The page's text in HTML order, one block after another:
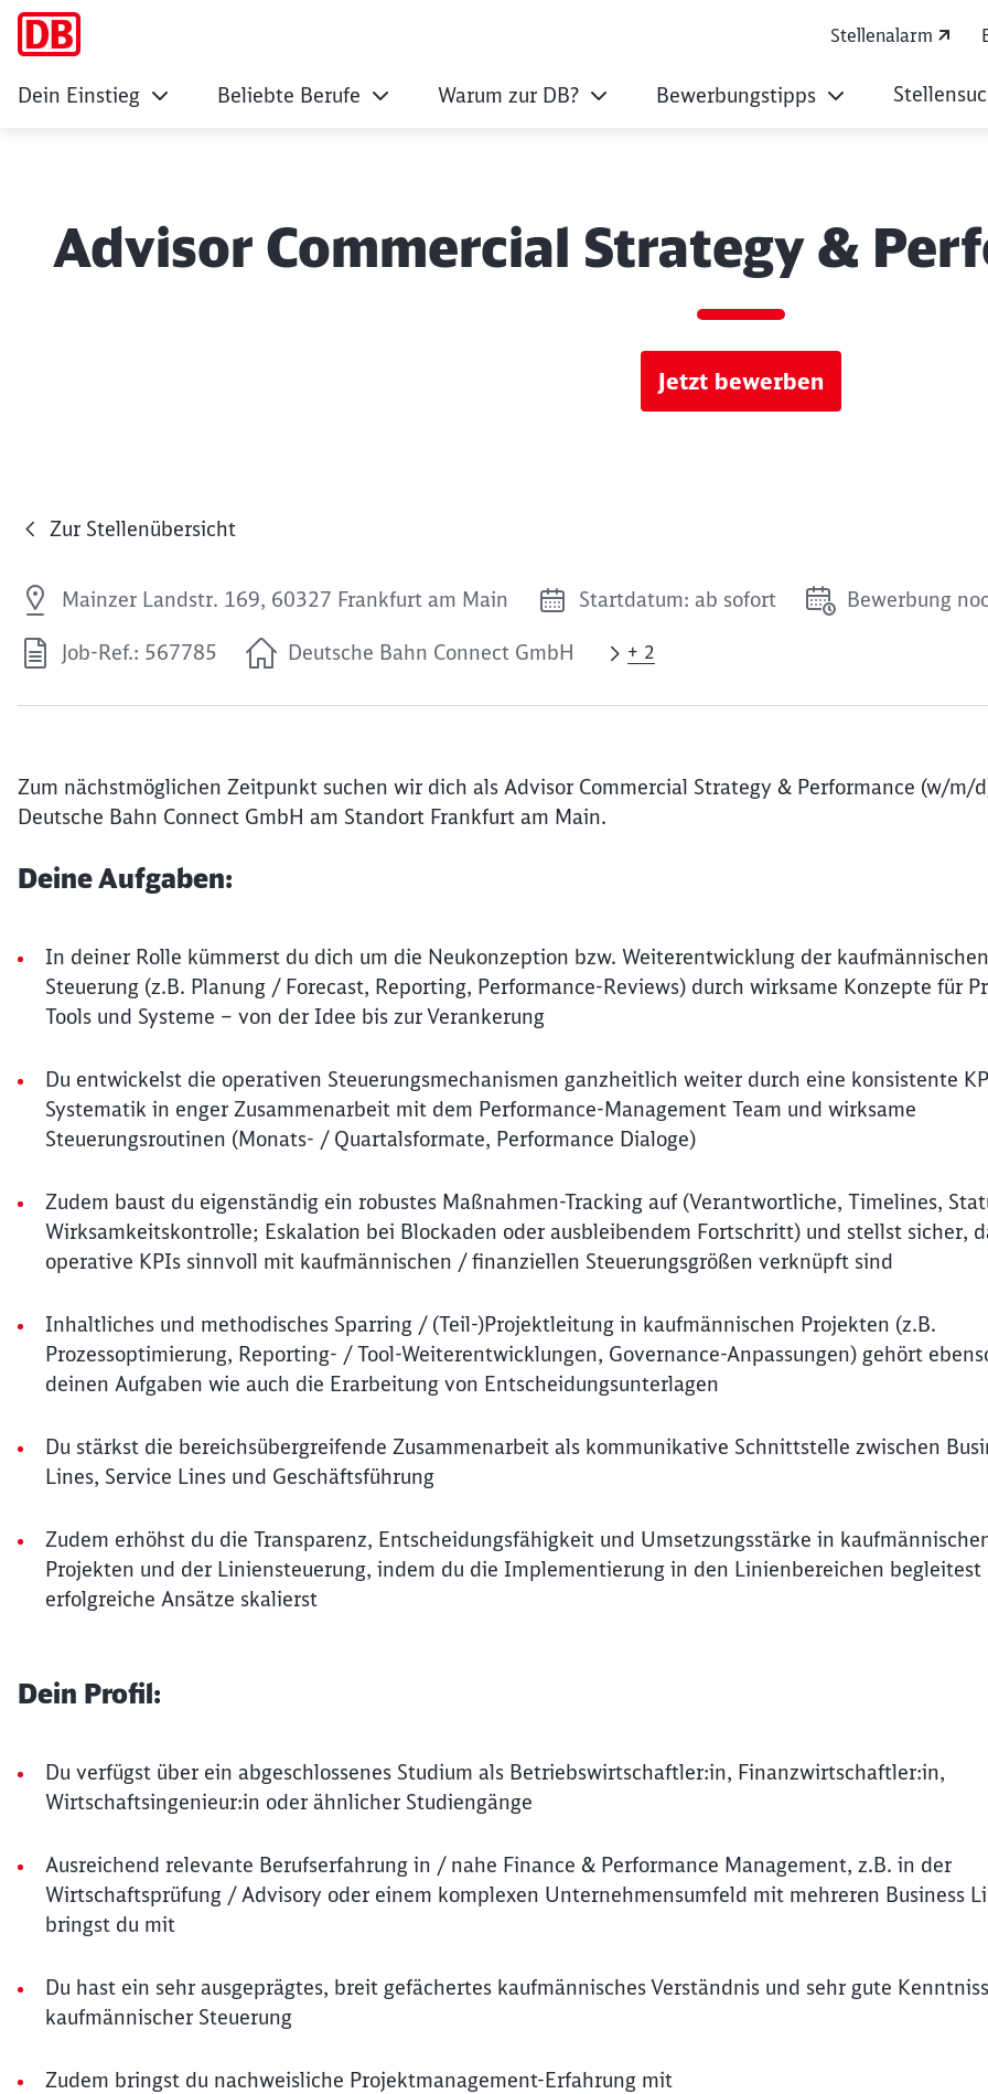
Stellenalarm
Dein Einstieg Beliebte Berufe Warum zur DB? Bewerbungstipps
Advisor Commercial Strategy &
Jetzt bewerben
Zur Stellenübersicht
Mainzer Landstr. 169, 60327 Frankfurt am Main Startdatum: ab sofort Bewerbung
Job-Ref.: 567785 Deutsche Bahn Connect GmbH + 2
Zum nächstmöglichen Zeitpunkt suchen wir dich als Advisor Commercial Strategy & Performance (w/m/
Deutsche Bahn Connect GmbH am Standort Frankfurt am Main.
Deine Aufgaben:
In deiner Rolle kümmerst du dich um die Neukonzeption bzw. Weiterentwicklung der kaufmännischen
Steuerung (z.B. Planung / Forecast, Reporting, Performance-Reviews) durch wirksame Konzepte für
Tools und Systeme – von der Idee bis zur Verankerung
Du entwickelst die operativen Steuerungsmechanismen ganzheitlich weiter durch eine konsistente
Systematik in enger Zusammenarbeit mit dem Performance-Management Team und wirksame
Steuerungsroutinen (Monats- / Quartalsformate, Performance Dialoge)
Zudem baust du eigenständig ein robustes Maßnahmen-Tracking auf (Verantwortliche, Timelines,
Wirksamkeitskontrolle; Eskalation bei Blockaden oder ausbleibendem Fortschritt) und stellst sicher,
operative KPIs sinnvoll mit kaufmännischen / finanziellen Steuerungsgrößen verknüpft sind
Inhaltliches und methodisches Sparring / (Teil-)Projektleitung in kaufmännischen Projekten (z.B.
Prozessoptimierung, Reporting- / Tool-Weiterentwicklungen, Governance-Anpassungen) gehört
deinen Aufgaben wie auch die Erarbeitung von Entscheidungsunterlagen
Du stärkst die bereichsübergreifende Zusammenarbeit als kommunikative Schnittstelle zwischen
Lines, Service Lines und Geschäftsführung
Zudem erhöhst du die Transparenz, Entscheidungsfähigkeit und Umsetzungsstärke in
Projekten und der Liniensteuerung, indem du die Implementierung in den Linienbereichen begleitest
erfolgreiche Ansätze skalierst
Dein Profil:
Du verfügst über ein abgeschlossenes Studium als Betriebswirtschaftler:in, Finanzwirtschaftler:in,
Wirtschaftsingenieur:in oder ähnlicher Studiengänge
Ausreichend relevante Berufserfahrung in / nahe Finance & Performance Management, z.B. in der
Wirtschaftsprüfung / Advisory oder einem komplexen Unternehmensumfeld mit mehreren Business
bringst du mit
Du hast ein sehr ausgeprägtes, breit gefächertes kaufmännisches Verständnis und sehr gute
kaufmännischer Steuerung
Zudem bringst du nachweisliche Projektmanagement-Erfahrung mit